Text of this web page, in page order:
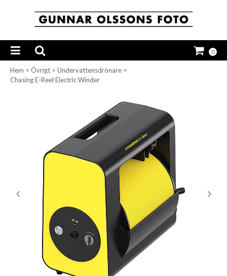
0
Hem > Övrigt > Undervattensdrönare >
Chasing E-Reel Electric Winder